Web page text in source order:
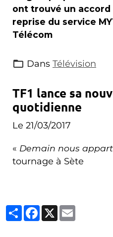
ont trouvé un
reprise du service
Télécom
Dans Télévision
TF1 lance sa
quotidienne
Le 21/03/2017
« Demain nous
tournage à Sète
Partager
Facebook
X